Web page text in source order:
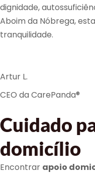
dignidade,
Aboim da Nóbrega,
tranquilidade.
Artur L.
CEO da CarePanda®
Cuidado
domicílio
Encontrar apoio